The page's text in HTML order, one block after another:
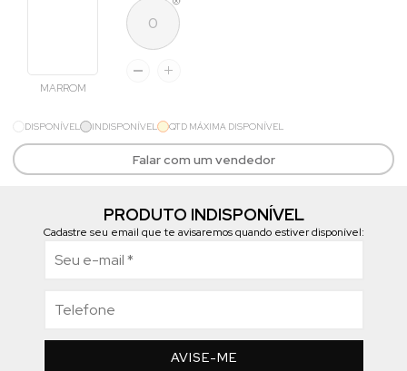
MARROM
DISPONÍVEL INDISPONÍVEL QTD MÁXIMA DISPONÍVEL
Falar com um vendedor
PRODUTO INDISPONÍVEL
Cadastre seu email que te avisaremos quando estiver disponível:
AVISE-ME